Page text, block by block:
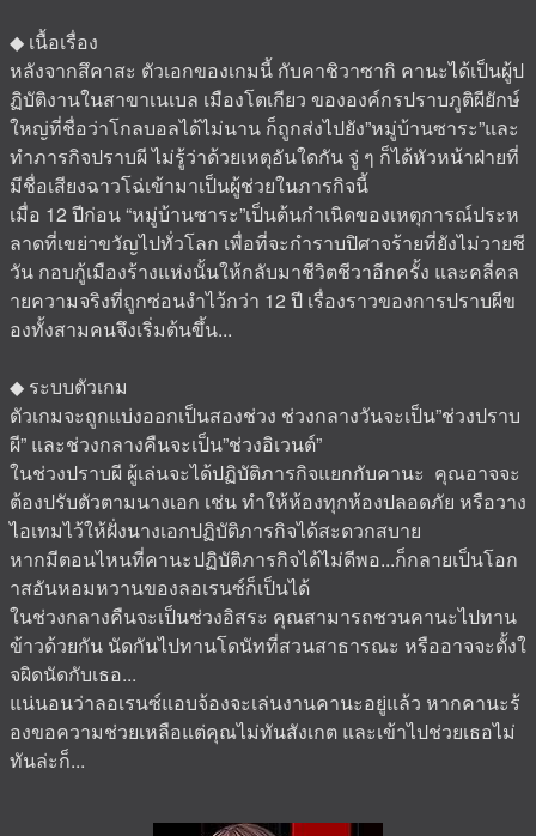
◆ เนื้อเรื่อง
หลังจากสึคาสะ ตัวเอกของเกมนี้ กับคาชิวาซากิ คานะได้เป็นผู้ป
ฏิบัติงานในสาขาเนเบล เมืองโตเกียว ขององค์กรปราบภูติผียักษ์
ใหญ่ที่ชื่อว่าโกลบอลได้ไม่นาน ก็ถูกส่งไปยัง”หมู่บ้านซาระ”และ
ทำภารกิจปราบผี ไม่รู้ว่าด้วยเหตุอันใดกัน จู่ ๆ ก็ได้หัวหน้าฝ่ายที่
มีชื่อเสียงฉาวโฉ่เข้ามาเป็นผู้ช่วยในภารกิจนี้
เมื่อ 12 ปีก่อน “หมู่บ้านซาระ”เป็นต้นกำเนิดของเหตุการณ์ประห
ลาดที่เขย่าขวัญไปทั่วโลก เพื่อที่จะกำราบปิศาจร้ายที่ยังไม่วายชี
วัน กอบกู้เมืองร้างแห่งนั้นให้กลับมาชีวิตชีวาอีกครั้ง และคลี่คล
ายความจริงที่ถูกซ่อนงำไว้กว่า 12 ปี เรื่องราวของการปราบผีข
องทั้งสามคนจึงเริ่มต้นขึ้น...
◆ ระบบตัวเกม
ตัวเกมจะถูกแบ่งออกเป็นสองช่วง ช่วงกลางวันจะเป็น”ช่วงปราบ
ผี” และช่วงกลางคืนจะเป็น”ช่วงอิเวนต์”
ในช่วงปราบผี ผู้เล่นจะได้ปฏิบัติภารกิจแยกกับคานะ คุณอาจจะ
ต้องปรับตัวตามนางเอก เช่น ทำให้ห้องทุกห้องปลอดภัย หรือวาง
ไอเทมไว้ให้ฝั่งนางเอกปฏิบัติภารกิจได้สะดวกสบาย
หากมีตอนไหนที่คานะปฏิบัติภารกิจได้ไม่ดีพอ...ก็กลายเป็นโอก
าสอันหอมหวานของลอเรนซ์ก็เป็นได้
ในช่วงกลางคืนจะเป็นช่วงอิสระ คุณสามารถชวนคานะไปทาน
ข้าวด้วยกัน นัดกันไปทานโดนัทที่สวนสาธารณะ หรืออาจจะตั้งใ
จผิดนัดกับเธอ...
แน่นอนว่าลอเรนซ์แอบจ้องจะเล่นงานคานะอยู่แล้ว หากคานะร้
องขอความช่วยเหลือแต่คุณไม่ทันสังเกต และเข้าไปช่วยเธอไม่
ทันล่ะก็...